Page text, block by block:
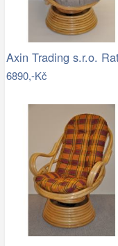
6890,-Kč